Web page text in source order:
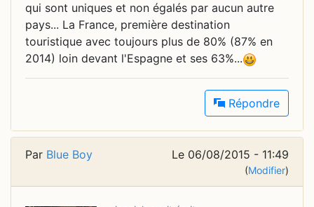
qui sont uniques et non égalés par aucun autre
pays... La France, première destination
touristique avec toujours plus de 80% (87% en
2014) loin devant l'Espagne et ses 63%...
Répondre
Par Blue Boy Le 06/08/2015 - 11:49
(Modifier)